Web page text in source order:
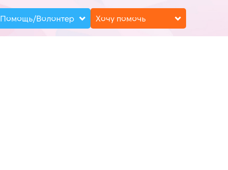
Помощь/Волонтер Хочу помочь